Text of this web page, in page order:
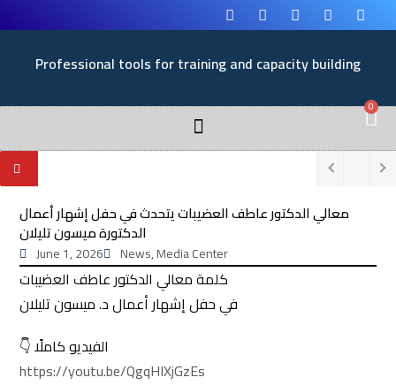
Professional tools for training and capacity building
0
معالي الدكتور عاطف العضيبات يتحدث في حفل إشهار أعمال
الدكتورة ميسون تليلان
June 1, 2026 News,Media Center
كلمة معالي الدكتور عاطف العضيبات
في حفل إشهار أعمال د. ميسون تليلان
👇 الفيديو كاملًا
https://youtu.be/QgqHIXjGzEs